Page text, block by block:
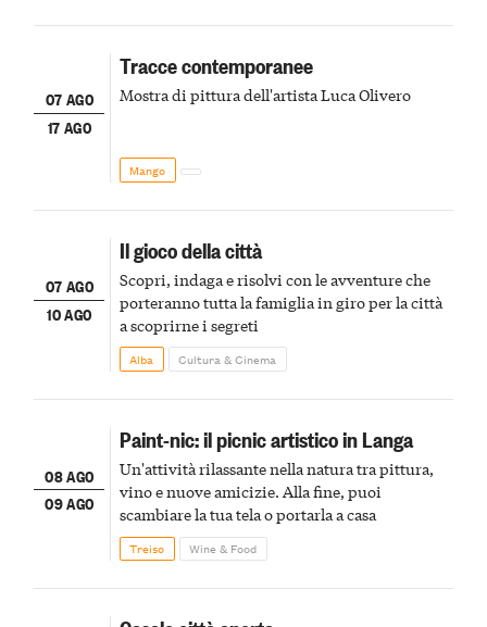
07 AGO
17 AGO
Tracce contemporanee
Mostra di pittura dell'artista Luca Olivero
Mango
07 AGO
10 AGO
Il gioco della città
Scopri, indaga e risolvi con le avventure che
porteranno tutta la famiglia in giro per la città
a scoprirne i segreti
Alba Cultura & Cinema
08 AGO
09 AGO
Paint-nic: il picnic artistico in Langa
Un'attività rilassante nella natura tra pittura,
vino e nuove amicizie. Alla fine, puoi
scambiare la tua tela o portarla a casa
Treiso Wine & Food